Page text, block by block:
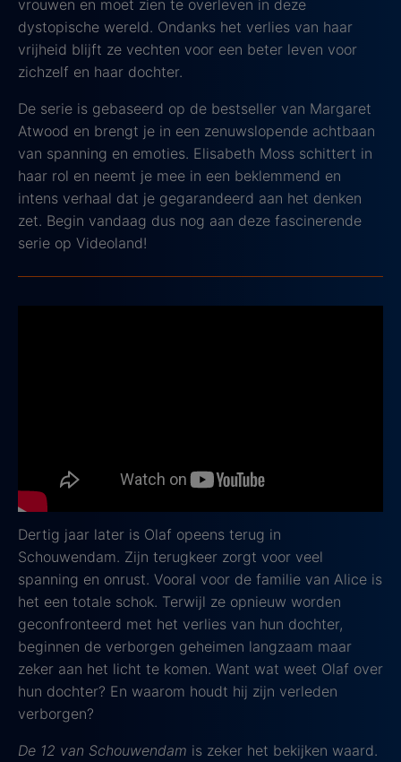
vrouwen en moet zien te overleven in deze
dystopische wereld. Ondanks het verlies van haar
vrijheid blijft ze vechten voor een beter leven voor
zichzelf en haar dochter.
De serie is gebaseerd op de bestseller van Margaret
Atwood en brengt je in een zenuwslopende achtbaan
van spanning en emoties. Elisabeth Moss schittert in
haar rol en neemt je mee in een beklemmend en
intens verhaal dat je gegarandeerd aan het denken
zet. Begin vandaag dus nog aan deze fascinerende
serie op Videoland!
hele dorp blijft achter met vragen en geheimen die
niemand echt durft te bespreken.
Dertig jaar later is Olaf opeens terug in
Schouwendam. Zijn terugkeer zorgt voor veel
spanning en onrust. Vooral voor de familie van Alice is
het een totale schok. Terwijl ze opnieuw worden
geconfronteerd met het verlies van hun dochter,
beginnen de verborgen geheimen langzaam maar
zeker aan het licht te komen. Want wat weet Olaf over
hun dochter? En waarom houdt hij zijn verleden
verborgen?
De 12 van Schouwendam is zeker het bekijken waard.